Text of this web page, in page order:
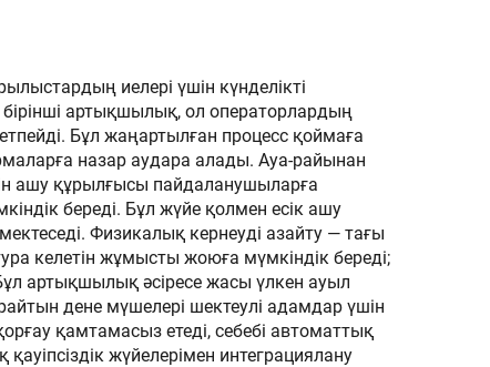
экраны
иелері үшін күнделікті
артықшылық, ол операторлардың
Бұл жаңартылған процесс қоймаға
назар аудара алады. Ауа-райынан
ашу құрылғысы пайдаланушыларға
береді. Бұл жүйе қолмен есік ашу
Физикалық кернеуді азайту — тағы
келетін жұмысты жоюға мүмкіндік береді;
артықшылық әсіресе жасы үлкен ауыл
дене мүшелері шектеулі адамдар үшін
қамтамасыз етеді, себебі автоматтық
жүйелерімен интеграциялану